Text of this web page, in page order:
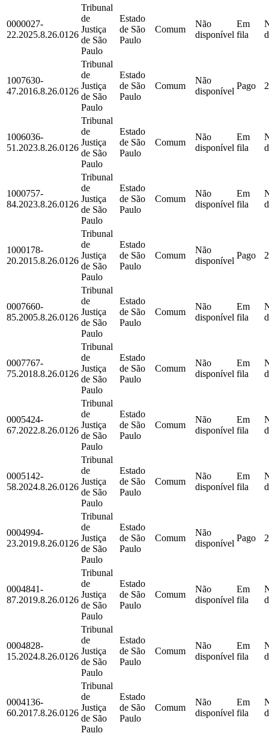
0000027-
22.2025.8.26.0126
Tribunal
de
Justiça
de São
Paulo
Estado
de São
Paulo
Comum
Não
disponível
Em
fila
1007630-
47.2016.8.26.0126
Tribunal
de
Justiça
de São
Paulo
Estado
de São
Paulo
Comum
Não
disponível
Pago
1006036-
51.2023.8.26.0126
Tribunal
de
Justiça
de São
Paulo
Estado
de São
Paulo
Comum
Não
disponível
Em
fila
1000757-
84.2023.8.26.0126
Tribunal
de
Justiça
de São
Paulo
Estado
de São
Paulo
Comum
Não
disponível
Em
fila
1000178-
20.2015.8.26.0126
Tribunal
de
Justiça
de São
Paulo
Estado
de São
Paulo
Comum
Não
disponível
Pago
0007660-
85.2005.8.26.0126
Tribunal
de
Justiça
de São
Paulo
Estado
de São
Paulo
Comum
Não
disponível
Em
fila
0007767-
75.2018.8.26.0126
Tribunal
de
Justiça
de São
Paulo
Estado
de São
Paulo
Comum
Não
disponível
Em
fila
0005424-
67.2022.8.26.0126
Tribunal
de
Justiça
de São
Paulo
Estado
de São
Paulo
Comum
Não
disponível
Em
fila
0005142-
58.2024.8.26.0126
Tribunal
de
Justiça
de São
Paulo
Estado
de São
Paulo
Comum
Não
disponível
Em
fila
0004994-
23.2019.8.26.0126
Tribunal
de
Justiça
de São
Paulo
Estado
de São
Paulo
Comum
Não
disponível
Pago
0004841-
87.2019.8.26.0126
Tribunal
de
Justiça
de São
Paulo
Estado
de São
Paulo
Comum
Não
disponível
Em
fila
0004828-
15.2024.8.26.0126
Tribunal
de
Justiça
de São
Paulo
Estado
de São
Paulo
Comum
Não
disponível
Em
fila
0004136-
60.2017.8.26.0126
Tribunal
de
Justiça
de São
Paulo
Estado
de São
Paulo
Comum
Não
disponível
Em
fila